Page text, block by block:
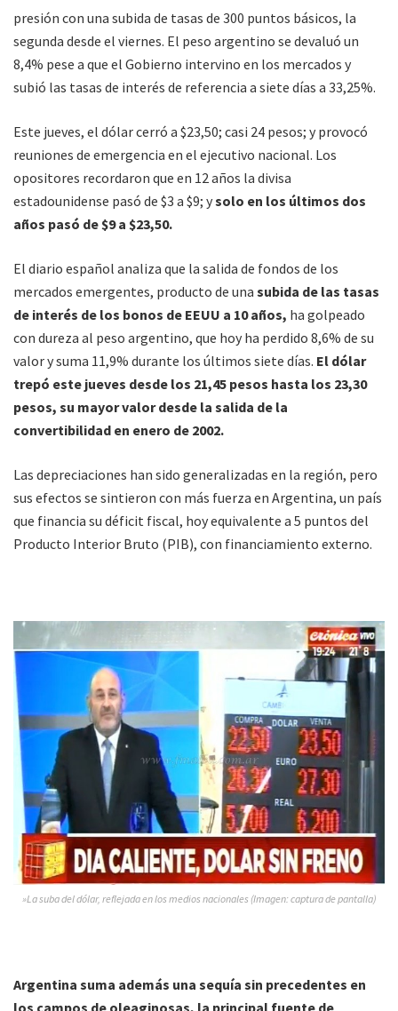
presión con una subida de tasas de 300 puntos básicos, la
segunda desde el viernes. El peso argentino se devaluó un
8,4% pese a que el Gobierno intervino en los mercados y
subió las tasas de interés de referencia a siete días a 33,25%.
Este jueves, el dólar cerró a $23,50; casi 24 pesos; y provocó
reuniones de emergencia en el ejecutivo nacional. Los
opositores recordaron que en 12 años la divisa
estadounidense pasó de $3 a $9; ysolo en los últimos dos
años pasó de $9 a $23,50.
El diario español analiza que la salida de fondos de los
mercados emergentes, producto de una subida de las tasas
de interés de los bonos de EEUU a 10 años, ha golpeado
con dureza al peso argentino, que hoy ha perdido 8,6% de su
valor y suma 11,9% durante los últimos siete días. El dólar
trepó este jueves desde los 21,45 pesos hasta los 23,30
pesos, su mayor valor desde la salida de la
convertibilidad en enero de 2002.
Las depreciaciones han sido generalizadas en la región, pero
sus efectos se sintieron con más fuerza en Argentina, un país
que financia su déficit fiscal, hoy equivalente a 5 puntos del
Producto Interior Bruto (PIB), con financiamiento externo.
»La suba del dólar, reflejada en los medios nacionales (Imagen: captura de pantalla)
Argentina suma además una sequía sin precedentes en